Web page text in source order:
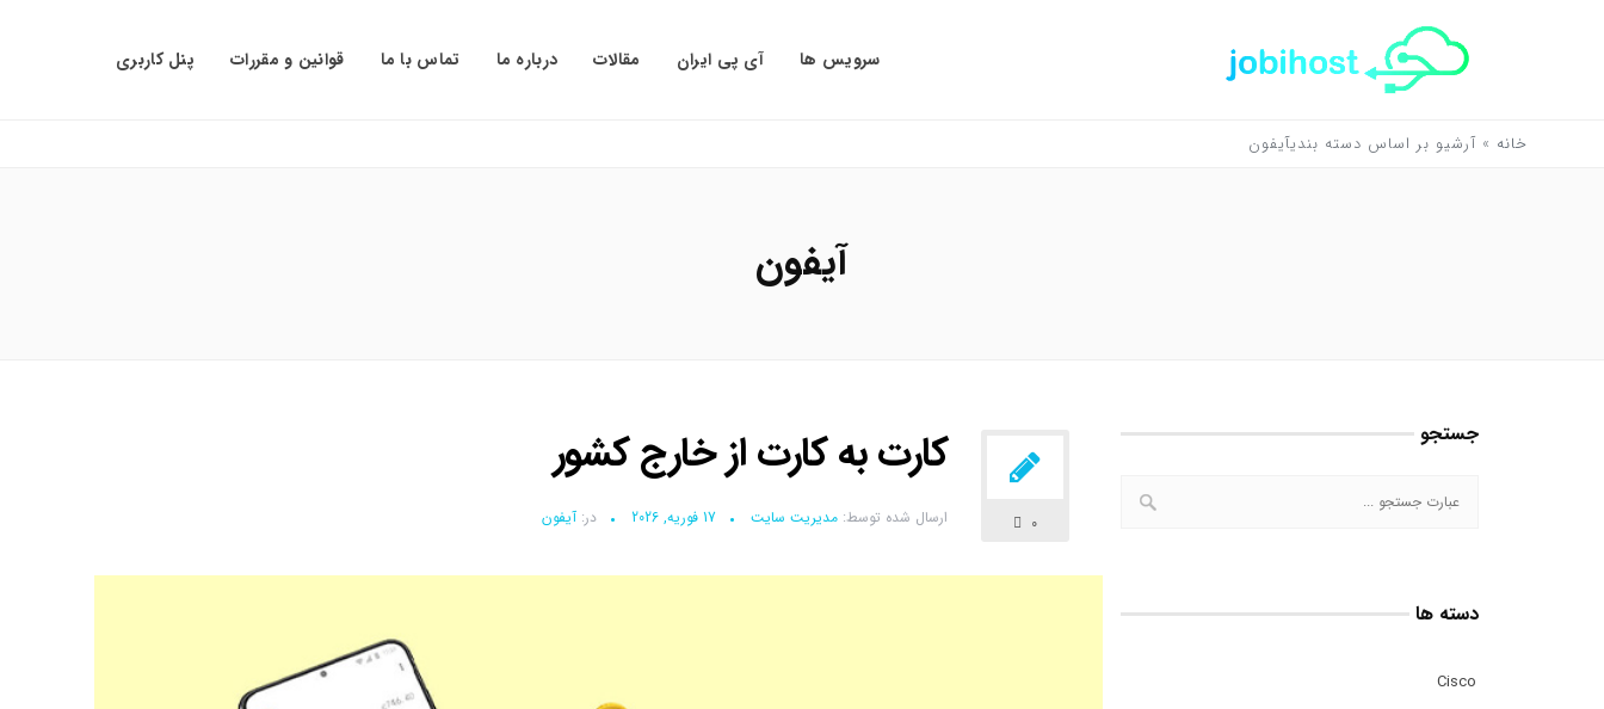
سرویس ها آی پی ایران مقالات درباره ما تماس با ما قوانین و مقررات پنل کاربری
خانه » آرشیو بر اساس دسته بندیآیفون
آیفون
0
کارت به کارت از خارج کشور
ارسال شده توسط: مدیریت سایت 17 فوریه, 2026 در: آیفون
جستجو
دسته ها
Cisco